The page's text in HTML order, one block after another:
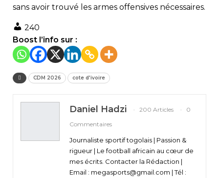
sans avoir trouvé les armes offensives nécessaires.
240
Boost l’info sur :
CDM 2026 cote d'ivoire
Daniel Hadzi 200 Articles
0
Commentaires
Journaliste sportif togolais | Passion &
rigueur | Le football africain au cœur de
mes écrits. Contacter la Rédaction |
Email : megasports@gmail.com | Tél :